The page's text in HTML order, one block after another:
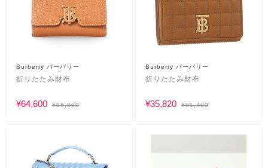
Burberry バーバリー
折りたたみ財布
¥64,600 ¥85,800
Burberry バーバリー
折りたたみ財布
¥35,820 ¥81,400